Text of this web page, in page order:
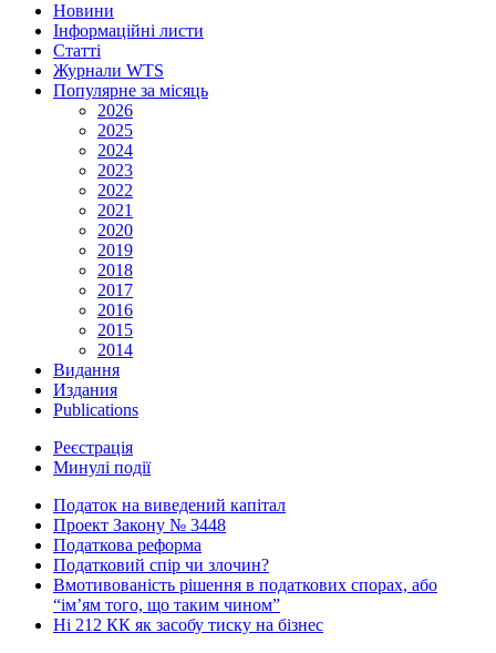
Новини
Інформаційні листи
Статті
Журнали WTS
Популярне за місяць
2026
2025
2024
2023
2022
2021
2020
2019
2018
2017
2016
2015
2014
Видання
Издания
Publications
Реєстрація
Минулі події
Податок на виведений капітал
Проект Закону № 3448
Податкова реформа
Податковий спір чи злочин?
Вмотивованість рішення в податкових спорах, або
“ім’ям того, що таким чином”
Ні 212 КК як засобу тиску на бізнес